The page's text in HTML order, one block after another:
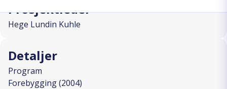
Prosjektleder
Hege Lundin Kuhle
Detaljer
Program
Forebygging (2004)